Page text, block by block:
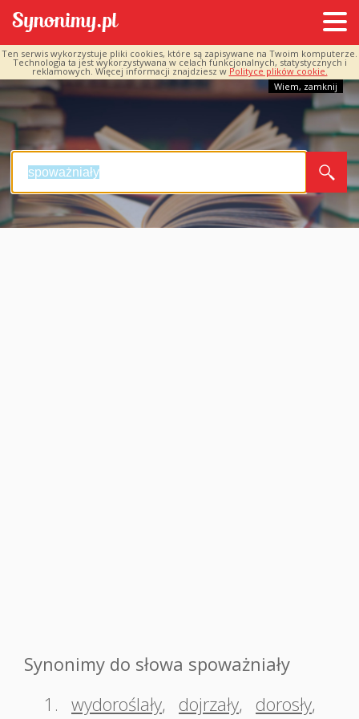
Ten serwis wykorzystuje pliki cookies, które są zapisywane na Twoim komputerze.
Technologia ta jest wykorzystywana w celach funkcjonalnych, statystycznych i
reklamowych. Więcej informacji znajdziesz w Polityce plików cookie.
Wiem, zamknij
Synonimy do słowa spoważniały
1. wydoroślały, dojrzały, dorosły,